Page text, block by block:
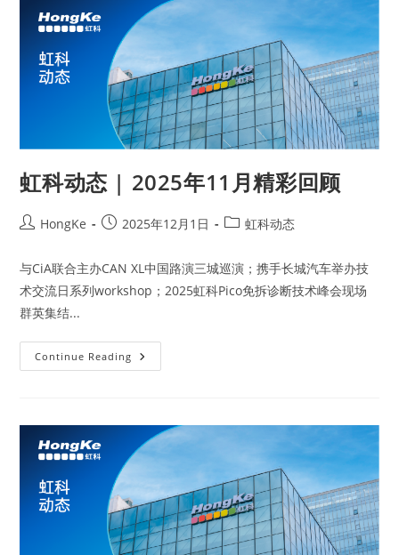
虹科动态 | 2025年11月精彩回顾
HongKe 2025年12月1日 虹科动态
与CiA联合主办CAN XL中国路演三城巡演；携手长城汽车举办技
术交流日系列workshop；2025虹科Pico免拆诊断技术峰会现场
群英集结...
Continue Reading